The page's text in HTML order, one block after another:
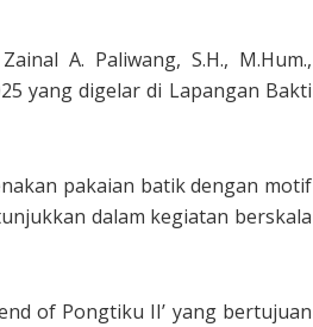
A. Paliwang, S.H., M.Hum.,
yang digelar di Lapangan Bakti
pakaian batik dengan motif
dalam kegiatan berskala
of Pongtiku II’ yang bertujuan